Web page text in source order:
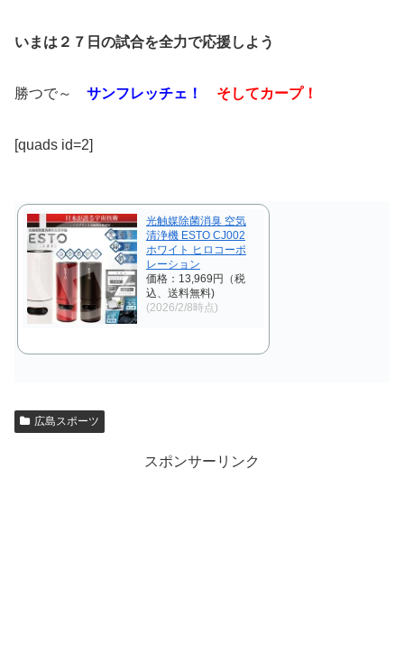
いまは２７日の試合を全力で応援しよう
勝つで～ サンフレッチェ！ そしてカープ！
[quads id=2]
光触媒除菌消臭 空気
清浄機 ESTO CJ002
ホワイト ヒロコーポ
レーション
価格：13,969円（税
込、送料無料)
(2026/2/8時点)
広島スポーツ
スポンサーリンク